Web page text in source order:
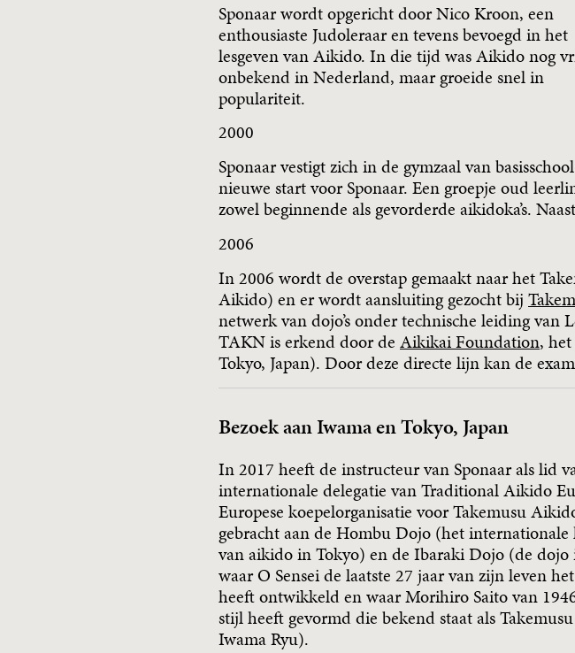
Sponaar wordt opgericht door Nico Kroon, een
enthousiaste Judoleraar en tevens bevoegd in het
lesgeven van Aikido. In die tijd was Aikido nog
onbekend in Nederland, maar groeide snel in
populariteit.
2000
Sponaar vestigt zich in de gymzaal van
nieuwe start voor Sponaar. Een groepje oud
zowel beginnende als gevorderde aikidoka’s.
2006
In 2006 wordt de overstap gemaakt naar het
Aikido) en er wordt aansluiting gezocht bij
netwerk van dojo’s onder technische leiding
TAKN is erkend door de Aikikai Foundation,
Tokyo, Japan). Door deze directe lijn kan de
Bezoek aan Iwama en Tokyo, Japan
In 2017 heeft de instructeur van Sponaar als lid
internationale delegatie van Traditional Aikido
Europese koepelorganisatie voor Takemusu
gebracht aan de Hombu Dojo (het
van aikido in Tokyo) en de Ibaraki Dojo (de dojo
waar O Sensei de laatste 27 jaar van zijn leven
heeft ontwikkeld en waar Morihiro Saito van
stijl heeft gevormd die bekend staat als
Iwama Ryu).